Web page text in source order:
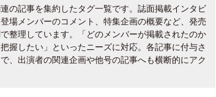
の記事を集約したタグ一覧です。誌面掲載インタビ
場メンバーのコメント、特集企画の概要など、発売
整理しています。「どのメンバーが掲載されたのか
握したい」といったニーズに対応。各記事に付与さ
、出演者の関連企画や他号の記事へも横断的にアク